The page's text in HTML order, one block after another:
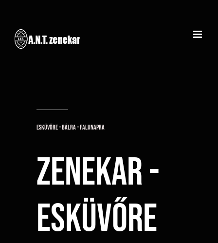
Esküvőre – Bálra – Falunapra
Zenekar -
Esküvőre